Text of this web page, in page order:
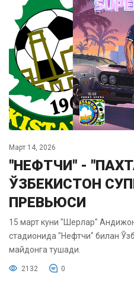
Март 14, 2026
"НЕФТЧИ" -
ЎЗБЕКИСТОН
ПРЕВЬЮСИ
15 март куни "Шерлар"
стадионида "Нефтчи" билан
майдонга тушади.
2132 0